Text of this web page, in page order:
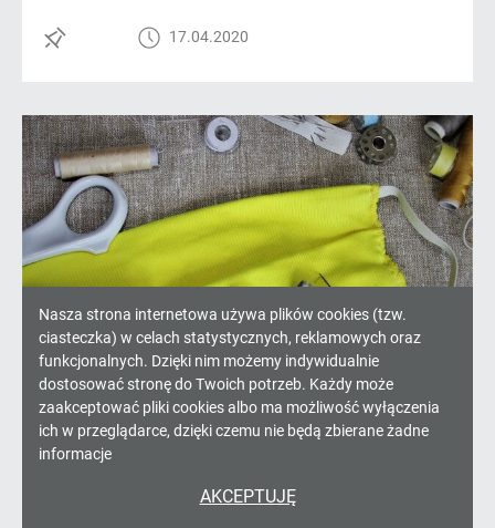
17.04.2020
Więcej maseczek
Mieszkańcy, którzy mają trudności z
dostępem do maseczek, mogą je
Informacja
o
cookies!
Nasza strona internetowa używa plików cookies (tzw.
ciasteczka) w celach statystycznych, reklamowych oraz
funkcjonalnych. Dzięki nim możemy indywidualnie
dostosować stronę do Twoich potrzeb. Każdy może
zaakceptować pliki cookies albo ma możliwość wyłączenia
ich w przeglądarce, dzięki czemu nie będą zbierane żadne
informacje
AKCEPTUJĘ